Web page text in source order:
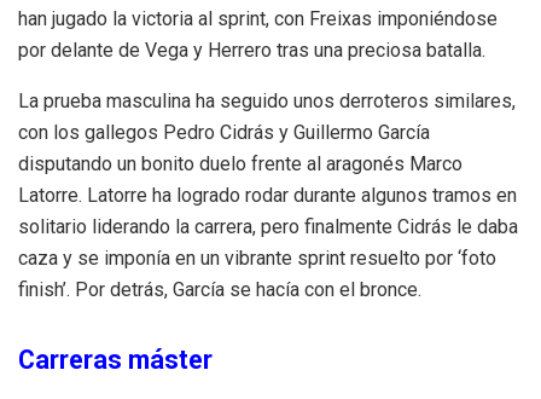
han jugado la victoria al sprint, con Freixas imponiéndose
por delante de Vega y Herrero tras una preciosa batalla.
La prueba masculina ha seguido unos derroteros similares,
con los gallegos Pedro Cidrás y Guillermo García
disputando un bonito duelo frente al aragonés Marco
Latorre. Latorre ha logrado rodar durante algunos tramos en
solitario liderando la carrera, pero finalmente Cidrás le daba
caza y se imponía en un vibrante sprint resuelto por ‘foto
finish’. Por detrás, García se hacía con el bronce.
Carreras máster